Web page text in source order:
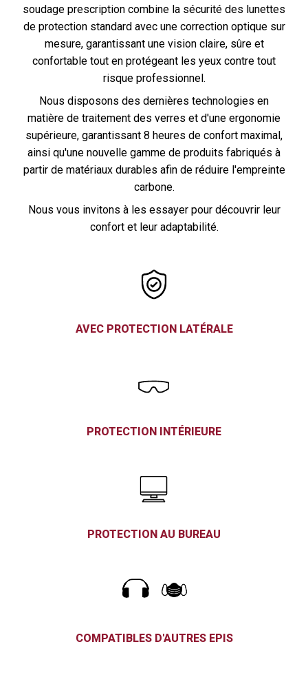
soudage prescription combine la sécurité des lunettes
de protection standard avec une correction optique sur
mesure, garantissant une vision claire, sûre et
confortable tout en protégeant les yeux contre tout
risque professionnel.
Nous disposons des dernières technologies en
matière de traitement des verres et d'une ergonomie
supérieure, garantissant 8 heures de confort maximal,
ainsi qu'une nouvelle gamme de produits fabriqués à
partir de matériaux durables afin de réduire l'empreinte
carbone.
Nous vous invitons à les essayer pour découvrir leur
confort et leur adaptabilité.
AVEC PROTECTION LATÉRALE
PROTECTION INTÉRIEURE
PROTECTION AU BUREAU
COMPATIBLES D'AUTRES EPIS